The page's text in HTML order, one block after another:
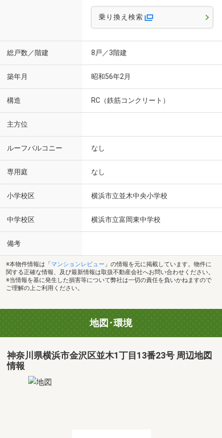
乗り換え検索
総戸数／階建 8戸／3階建
築年月 昭和56年2月
構造 RC（鉄筋コンクリート）
主方位
ルーフバルコニー なし
専用庭 なし
小学校区 横浜市立並木中央小学校
中学校区 横浜市立富岡東中学校
備考
※本物件情報は「 マンションレビュー 」の情報を元に掲載しています。物件に
関する正確な情報、及び最新情報は取扱不動産会社へお問い合わせください。
※当情報を基に発生した損害等について弊社は一切の責任を負いかねますので
ご理解の上ご利用ください。
地図･環境
神奈川県横浜市金沢区並木1丁目13番23号 周辺地図
情報